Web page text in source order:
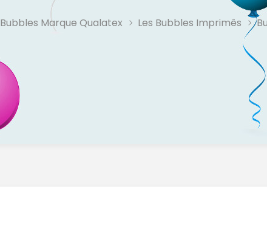
Bubbles Marque Qualatex Les Bubbles Imprimês